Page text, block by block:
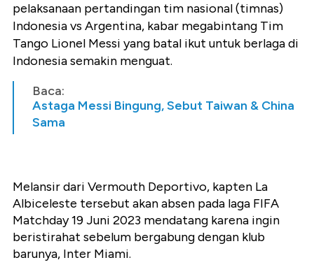
pelaksanaan pertandingan tim nasional (timnas)
Indonesia vs Argentina, kabar megabintang Tim
Tango Lionel Messi yang batal ikut untuk berlaga di
Indonesia semakin menguat.
Baca:
Astaga Messi Bingung, Sebut Taiwan & China
Sama
Melansir dari Vermouth Deportivo, kapten La
Albiceleste tersebut akan absen pada laga FIFA
Matchday 19 Juni 2023 mendatang karena ingin
beristirahat sebelum bergabung dengan klub
barunya, Inter Miami.